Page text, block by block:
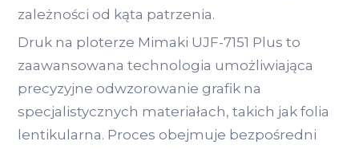
zależności od kąta patrzenia.
Druk na ploterze Mimaki UJF-7151 Plus to
zaawansowana technologia umożliwiająca
precyzyjne odwzorowanie grafik na
specjalistycznych materiałach, takich jak folia
lentikularna. Proces obejmuje bezpośredni